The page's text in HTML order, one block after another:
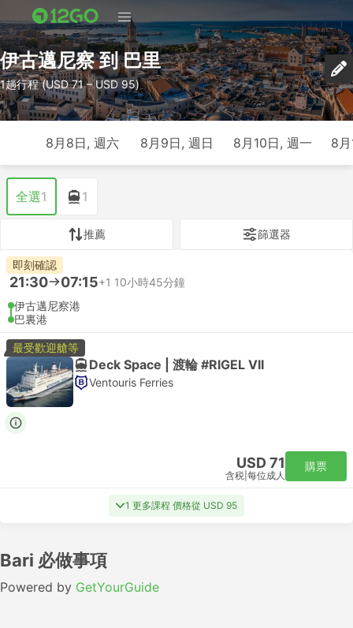
伊古邁尼察 到 巴里
1趟行程 (USD 71 – USD 95)
8月8日, 週六 8月9日, 週日 8月10日, 週一 8
全選1 1
推薦 篩選器
即刻確認
21:30 07:15+1 10小時45分鐘
伊古邁尼察港
巴裏港
最受歡迎艙等
Deck Space | 渡輪 #RIGEL VII
Ventouris Ferries
USD 71
含税 每位成人
購票
1 更多課程 價格從 USD 95
Bari 必做事項
Powered by GetYourGuide